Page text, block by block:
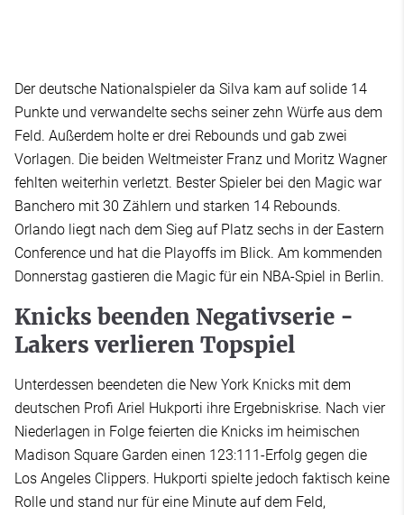
Der deutsche Nationalspieler da Silva kam auf solide 14
Punkte und verwandelte sechs seiner zehn Würfe aus dem
Feld. Außerdem holte er drei Rebounds und gab zwei
Vorlagen. Die beiden Weltmeister Franz und Moritz Wagner
fehlten weiterhin verletzt. Bester Spieler bei den Magic war
Banchero mit 30 Zählern und starken 14 Rebounds.
Orlando liegt nach dem Sieg auf Platz sechs in der Eastern
Conference und hat die Playoffs im Blick. Am kommenden
Donnerstag gastieren die Magic für ein NBA-Spiel in Berlin.
Knicks beenden Negativserie -
Lakers verlieren Topspiel
Unterdessen beendeten die New York Knicks mit dem
deutschen Profi Ariel Hukporti ihre Ergebniskrise. Nach vier
Niederlagen in Folge feierten die Knicks im heimischen
Madison Square Garden einen 123:111-Erfolg gegen die
Los Angeles Clippers. Hukporti spielte jedoch faktisch keine
Rolle und stand nur für eine Minute auf dem Feld,